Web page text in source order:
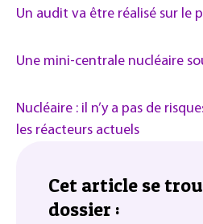
Un audit va être réalisé sur le
Une mini-centrale nucléaire
Nucléaire : il n’y a pas de
les réacteurs actuels
Cet article se
dossier :